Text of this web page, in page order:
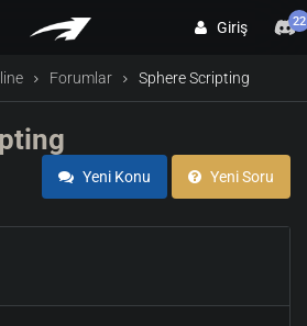
Giriş 22
Forumlar Sphere Scripting
Yeni Konu Yeni Soru